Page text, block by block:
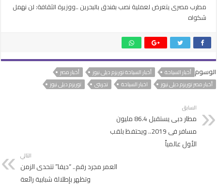
مطرب مصرى يتعرض لعملية نصب بفندق بالبحرين ..ووزيرة الثقافة: لن نهمل
شكواه
الوسوم أخبار السياحة أخبار السياحة توريزم ديلى نيوز
أخبار مصر
أخبار مصر توريزم ديلى نيوز
اخبار السياحة تجربتى توريزم ديلى نيوز
السابق
مطار دبى يستقبل 86.4 مليون
مسافر فى 2019.. ويحتفظ بلقب
الأول عالمياً
التالي
العمر مجرد رقم.. “ديفا” تتحدى الزمن
وتظهر بإطلالة شبابية رائعة